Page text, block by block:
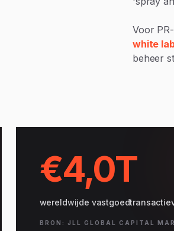
Voor
white
beheer
€4,0T
wereldwijde
BRON: JLL GLOBAL CAPITAL